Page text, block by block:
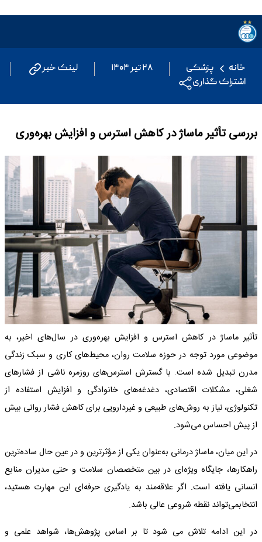
خانه پزشکی ۲۸ تیر ۱۴۰۴
لینک خبر
اشتراک گذاری
بررسی تأثیر ماساژ در کاهش استرس و افزایش بهره‌وری
تأثیر ماساژ در کاهش استرس و افزایش بهره‌وری در سال‌های اخیر، به
موضوعی مورد توجه در حوزه سلامت روان، محیط‌های کاری و سبک زندگی
مدرن تبدیل شده است. با گسترش استرس‌های روزمره ناشی از فشارهای
شغلی، مشکلات اقتصادی، دغدغه‌های خانوادگی و افزایش استفاده از
تکنولوژی، نیاز به روش‌های طبیعی و غیردارویی برای کاهش فشار روانی بیش
از پیش احساس می‌شود.
در این میان، ماساژ درمانی به‌عنوان یکی از مؤثرترین و در عین حال ساده‌ترین
راهکارها، جایگاه ویژه‌ای در بین متخصصان سلامت و حتی مدیران منابع
انسانی یافته است. اگر علاقه‌مند به یادگیری حرفه‌ای این مهارت هستید،
انتخابمی‌تواند نقطه شروعی عالی باشد.
در این ادامه تلاش می شود تا بر اساس پژوهش‌ها، شواهد علمی و